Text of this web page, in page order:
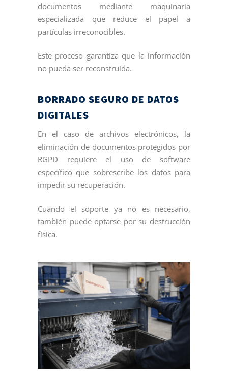
documentos mediante maquinaria
especializada que reduce el papel a
partículas irreconocibles.
Este proceso garantiza que la información
no pueda ser reconstruida.
BORRADO SEGURO DE DATOS
DIGITALES
En el caso de archivos electrónicos, la
eliminación de documentos protegidos por
RGPD requiere el uso de software
específico que sobrescribe los datos para
impedir su recuperación.
Cuando el soporte ya no es necesario,
también puede optarse por su destrucción
física.